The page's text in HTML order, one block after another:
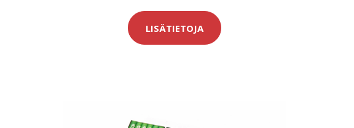
LISÄTIETOJA